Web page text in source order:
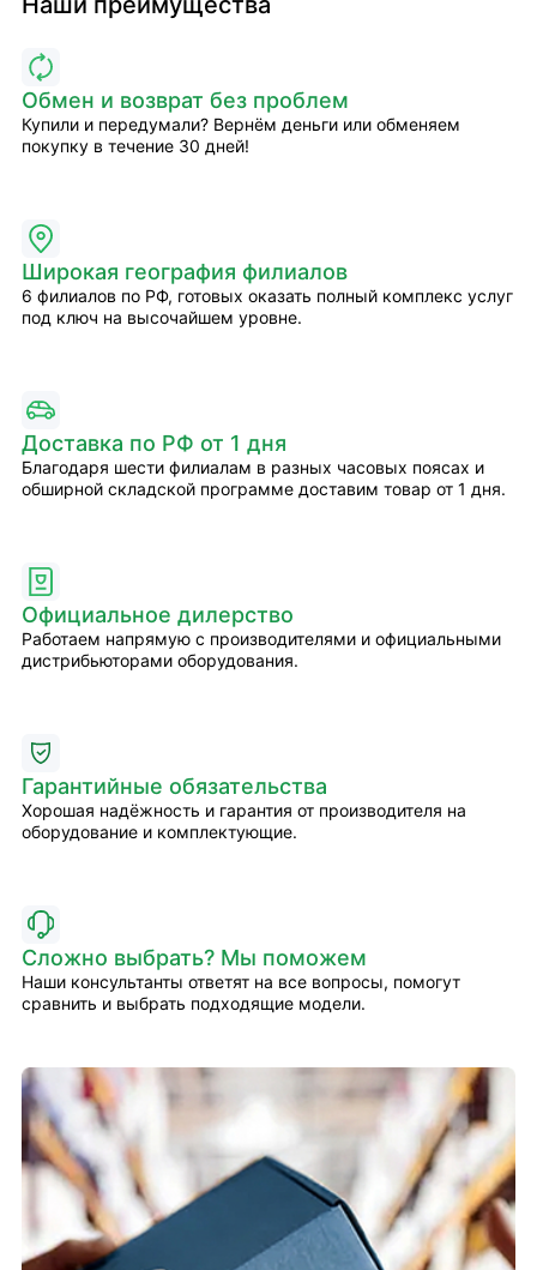
Обмен и возврат без проблем
Купили и передумали? Вернём деньги или обменяем
покупку в течение 30 дней!
Широкая география филиалов
6 филиалов по РФ, готовых оказать полный комплекс услуг
под ключ на высочайшем уровне.
Доставка по РФ от 1 дня
Благодаря шести филиалам в разных часовых поясах и
обширной складской программе доставим товар от 1 дня.
Официальное дилерство
Работаем напрямую с производителями и официальными
дистрибьюторами оборудования.
Гарантийные обязательства
Хорошая надёжность и гарантия от производителя на
оборудование и комплектующие.
Сложно выбрать? Мы поможем
Наши консультанты ответят на все вопросы, помогут
сравнить и выбрать подходящие модели.